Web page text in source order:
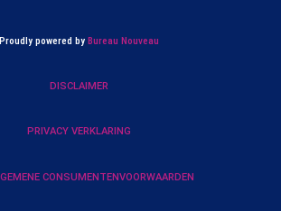
Proudly powered by Bureau Nouveau
DISCLAIMER
PRIVACY VERKLARING
CONSUMENTENVOORWAARDEN